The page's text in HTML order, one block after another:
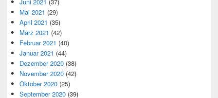
Mai 2021 (29)
April 2021 (35)
März 2021 (42)
Februar 2021 (40)
Januar 2021 (44)
Dezember 2020 (38)
November 2020 (42)
Oktober 2020 (25)
September 2020 (39)